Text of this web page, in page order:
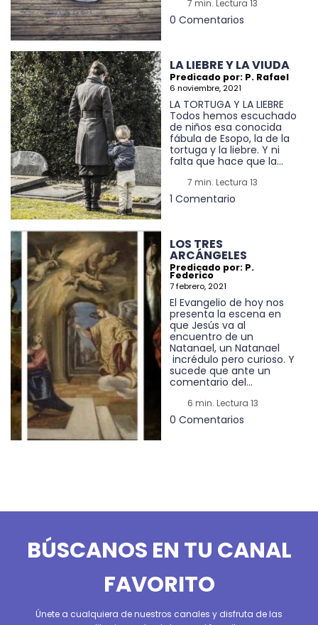
7 min. Lectura 13
0 Comentarios
LA LIEBRE Y LA VIUDA
Predicado por: P. Rafael
6 noviembre, 2021
LA TORTUGA Y LA LIEBRE
Todos hemos escuchado
de niños esa conocida
fábula de Esopo, la de la
tortuga y la liebre. Y ni
falta que hace que la...
7 min. Lectura 13
1 Comentario
LOS TRES
ARCÁNGELES
Predicado por: P.
Federico
7 febrero, 2021
El Evangelio de hoy nos
presenta la escena en
que Jesús va al
encuentro de un
Natanael, un Natanael
incrédulo pero curioso. Y
sucede que ante un
comentario del...
6 min. Lectura 13
0 Comentarios
BÚSCANOS EN TU CANAL
FAVORITO
Únete a cualquiera de nuestros canales y disfruta de las